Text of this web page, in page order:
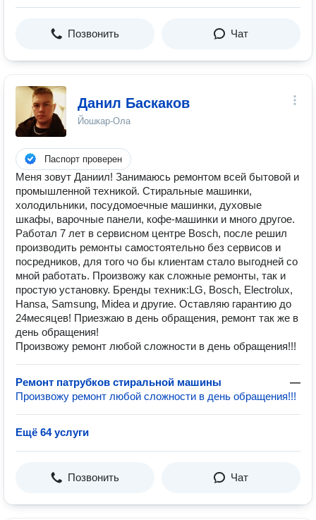
Позвонить Чат
Данил Баскаков
Йошкар-Ола
Паспорт проверен
Меня зовут Даниил! Занимаюсь ремонтом всей бытовой и
промышленной техникой. Стиральные машинки,
холодильники, посудомоечные машинки, духовые
шкафы, варочные панели, кофе-машинки и много другое.
Работал 7 лет в сервисном центре Bosch, после решил
производить ремонты самостоятельно без сервисов и
посредников, для того чо бы клиентам стало выгодней со
мной работать. Произвожу как сложные ремонты, так и
простую установку. Бренды техник:LG, Bosch, Electrolux,
Hansa, Samsung, Midea и другие. Оставляю гарантию до
24месяцев! Приезжаю в день обращения, ремонт так же в
день обращения!
Произвожу ремонт любой сложности в день обращения!!!
Ремонт патрубков стиральной машины
—
Произвожу ремонт любой сложности в день обращения!!!
Ещё 64 услуги
Позвонить Чат